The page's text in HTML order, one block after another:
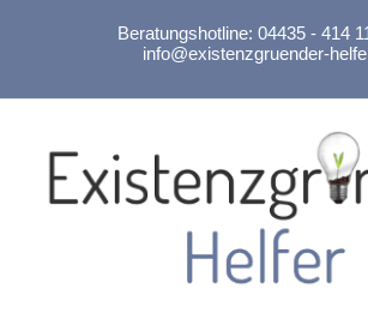
Beratungshotline: 04435 - 414
info@existenzgruender-